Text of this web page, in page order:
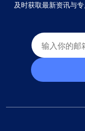
及时获取最新资讯与